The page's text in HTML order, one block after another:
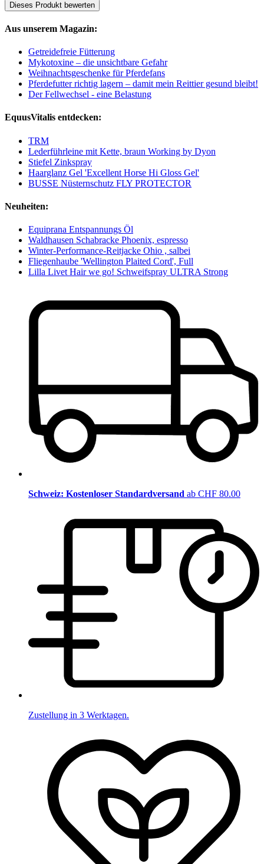
Dieses Produkt bewerten
Aus unserem Magazin:
Getreidefreie Fütterung
Mykotoxine – die unsichtbare Gefahr
Weihnachtsgeschenke für Pferdefans
Pferdefutter richtig lagern – damit mein Reittier gesund bleibt!
Der Fellwechsel - eine Belastung
EquusVitalis entdecken:
TRM
Lederführleine mit Kette, braun Working by Dyon
Stiefel Zinkspray
Haarglanz Gel 'Excellent Horse Hi Gloss Gel'
BUSSE Nüsternschutz FLY PROTECTOR
Neuheiten:
Equiprana Entspannungs Öl
Waldhausen Schabracke Phoenix, espresso
Winter-Performance-Reitjacke Ohio , salbei
Fliegenhaube 'Wellington Plaited Cord', Full
Lilla Livet Hair we go! Schweifspray ULTRA Strong
Schweiz: Kostenloser Standardversand ab CHF 80.00
Zustellung in 3 Werktagen.